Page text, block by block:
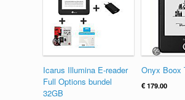
Icarus Illumina E-reader
Full Options bundel
32GB
Onyx Boox
€179.00